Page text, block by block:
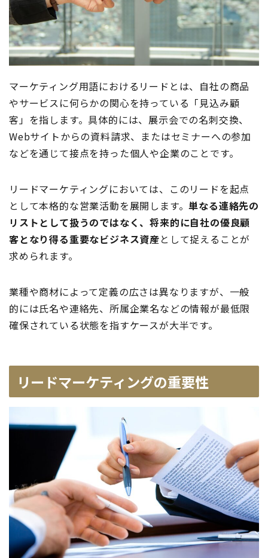
マーケティング用語におけるリードとは、自社の商品
やサービスに何らかの関心を持っている「見込み顧
客」を指します。具体的には、展示会での名刺交換、
Webサイトからの資料請求、またはセミナーへの参加
などを通じて接点を持った個人や企業のことです。
リードマーケティングにおいては、このリードを起点
として本格的な営業活動を展開します。単なる連絡先の
リストとして扱うのではなく、将来的に自社の優良顧
客となり得る重要なビジネス資産として捉えることが
求められます。
業種や商材によって定義の広さは異なりますが、一般
的には氏名や連絡先、所属企業名などの情報が最低限
確保されている状態を指すケースが大半です。
リードマーケティングの重要性